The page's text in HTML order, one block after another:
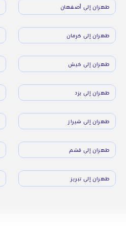
طهران إلى أصفهان
طهران إلى كرمان
طهران إلى كيش
طهران إلى يزد
طهران إلى شيراز
طهران إلى قشم
طهران إلى تبريز